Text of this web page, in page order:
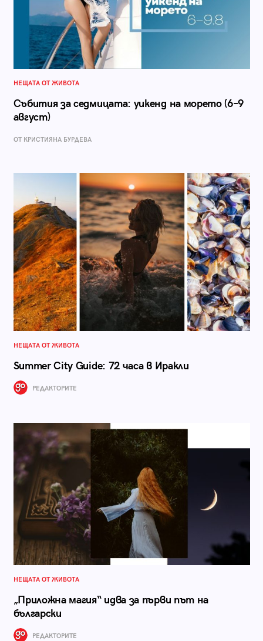
НЕЩАТА ОТ ЖИВОТА
Събития за седмицата: уикенд на морето (6–9
август)
ОТ КРИСТИЯНА БУРДЕВА
НЕЩАТА ОТ ЖИВОТА
Summer City Guide: 72 часа в Иракли
РЕДАКТОРИТЕ
НЕЩАТА ОТ ЖИВОТА
„Приложна магия“ идва за първи път на
български
РЕДАКТОРИТЕ